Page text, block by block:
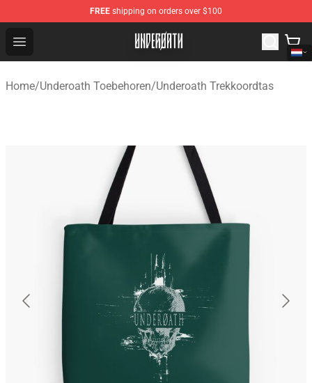
FREE shipping on orders over $100
Open menu
Underoath Store - Official Underoath Merchandise Shop
Home/Underoath Toebehoren/Underoath Trekkoordtas